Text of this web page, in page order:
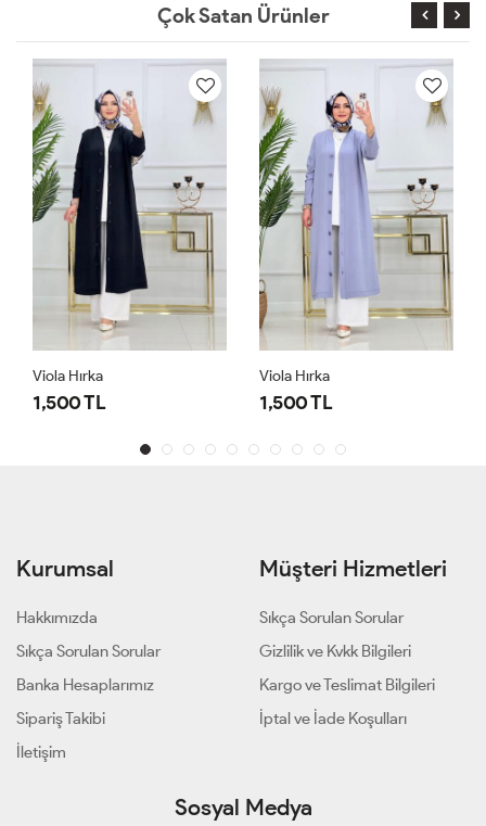
Çok Satan Ürünler
Viola Hırka
1,500 TL
Viola Hırka
1,500 TL
Kurumsal
Hakkımızda
Sıkça Sorulan Sorular
Banka Hesaplarımız
Sipariş Takibi
İletişim
Müşteri Hizmetleri
Sıkça Sorulan Sorular
Gizlilik ve Kvkk Bilgileri
Kargo ve Teslimat Bilgileri
İptal ve İade Koşulları
Sosyal Medya